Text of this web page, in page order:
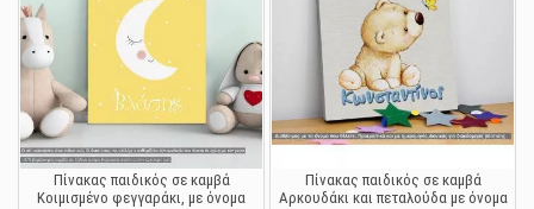
Πίνακας παιδικός σε καμβά
Κοιμισμένο φεγγαράκι, με όνομα
Πίνακας παιδικός σε καμβά
Αρκουδάκι και πεταλούδα με όνομα